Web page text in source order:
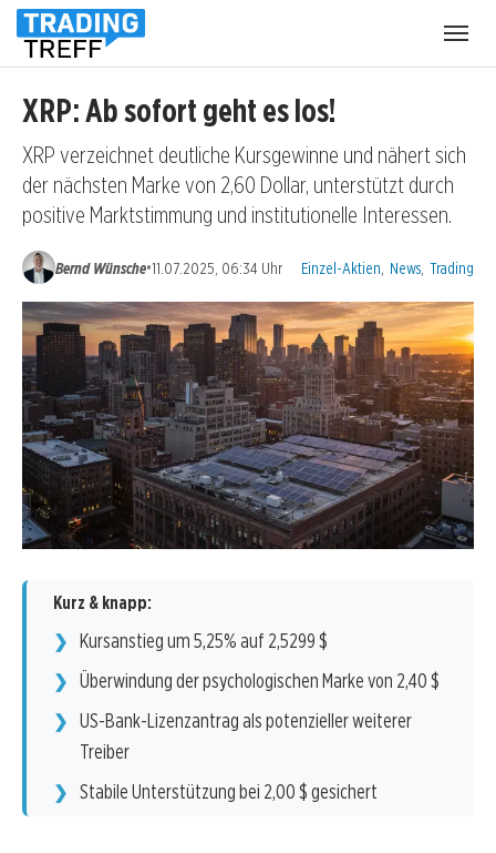
XRP: Ab sofort geht es los!
XRP verzeichnet deutliche Kursgewinne und nähert sich
der nächsten Marke von 2,60 Dollar, unterstützt durch
positive Marktstimmung und institutionelle Interessen.
Bernd Wünsche•11.07.2025, 06:34 Uhr Kategorien:
Einzel-Aktien News Trading
Kurz & knapp:
Kursanstieg um 5,25% auf 2,5299 $
Überwindung der psychologischen Marke von 2,40 $
US-Bank-Lizenzantrag als potenzieller weiterer
Treiber
Stabile Unterstützung bei 2,00 $ gesichert